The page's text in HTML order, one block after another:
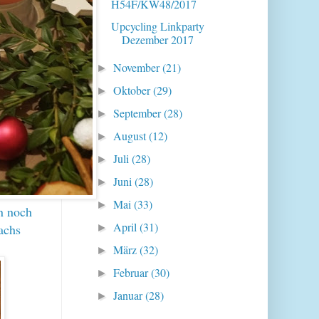
noch
H54F/KW48/2017
Upcycling Linkparty
Dezember 2017
►November(21)
►Oktober(29)
►September(28)
► August(12)
►Juli(28)
►Juni(28)
►Mai(33)
► April(31)
►März(32)
►Februar(30)
►Januar(28)